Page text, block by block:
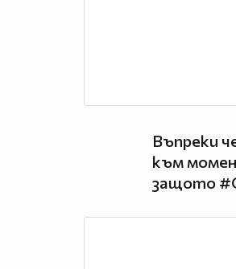
Въпреки
към
защото